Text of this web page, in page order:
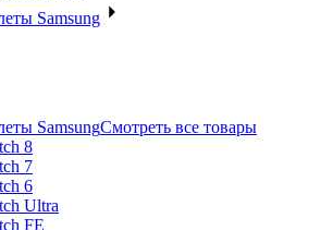
Samsung
SamsungСмотреть все товары
8
7
6
Ultra
FE